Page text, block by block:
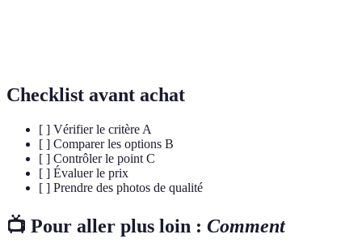
Checklist avant achat
[ ] Vérifier le critère A
[ ] Comparer les options B
[ ] Contrôler le point C
[ ] Évaluer le prix
[ ] Prendre des photos de qualité
📺 Pour aller plus loin : Comment